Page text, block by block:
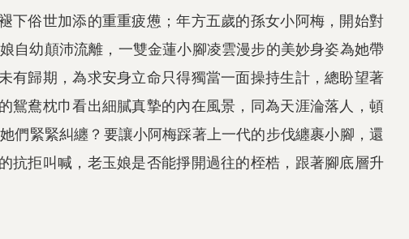
下俗世加添的重重疲憊；年方五歲的孫女小阿梅，開始對
幼顛沛流離，一雙金蓮小腳凌雲漫步的美妙身姿為她帶
有歸期，為求安身立命只得獨當一面操持生計，總盼望著
鴛鴦枕巾看出細膩真摯的內在風景，同為天涯淪落人，頓
們緊緊糾纏？要讓小阿梅踩著上一代的步伐纏裹小腳，還
抗拒叫喊，老玉娘是否能掙開過往的桎梏，跟著腳底層升